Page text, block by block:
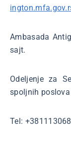
Ambasada
sajt.
Odeljenje za
spoljnih poslova
Tel: